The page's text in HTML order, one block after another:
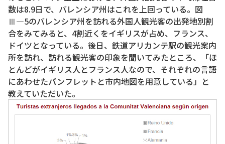
数は8.9日で、バレンシア州はこれを上回っている。図
Ⅲ―5のバレンシア州を訪れる外国人観光客の出発地別割
合をみてみると、4割近くをイギリスが占め、フランス、
ドイツとなっている。後日、鉄道アリカンテ駅の観光案内
所を訪れ、訪れる観光客の印象を聞いてみたところ、「ほ
とんどがイギリス人とフランス人なので、それぞれの言語
にあわせたパンフレットと市内地図を用意している」と
教えていただいた。